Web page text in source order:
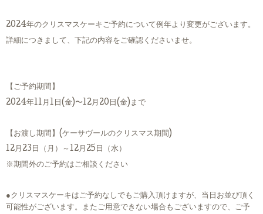
2024年のクリスマスケーキご予約について例年より変更がございます。
詳細につきまして、下記の内容をご確認くださいませ。
【ご予約期間】
2024年11月1日(金)〜12月20日(金)まで
【お渡し期間】(ケーサヴールのクリスマス期間)
12月23日（月）～12月25日（水）
※期間外のご予約はご相談ください
●クリスマスケーキはご予約なしでもご購入頂けますが、当日お並び頂く
可能性がございます。またご用意できない場合もございますので、ご予